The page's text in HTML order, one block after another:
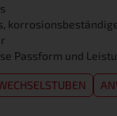
Passform und